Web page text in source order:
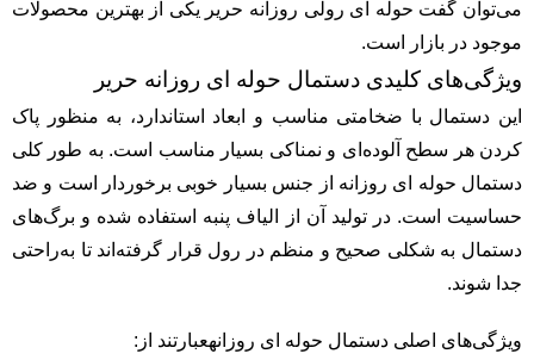
می‌توان گفت حوله ای رولی روزانه حریر یکی از بهترین محصولات
موجود در بازار است.
ویژگی‌های کلیدی دستمال حوله ای روزانه حریر
این دستمال با ضخامتی مناسب و ابعاد استاندارد، به منظور پاک
کردن هر سطح آلوده‌ای و نمناکی بسیار مناسب است. به طور کلی
دستمال حوله ای روزانه از جنس بسیار خوبی برخوردار است و ضد
حساسیت است. در تولید آن از الیاف پنبه استفاده شده و برگ‌های
دستمال به شکلی صحیح و منظم در رول قرار گرفته‌اند تا به‌راحتی
جدا شوند.
ویژگی‌های اصلی دستمال حوله ای روزانهعبارتند از: